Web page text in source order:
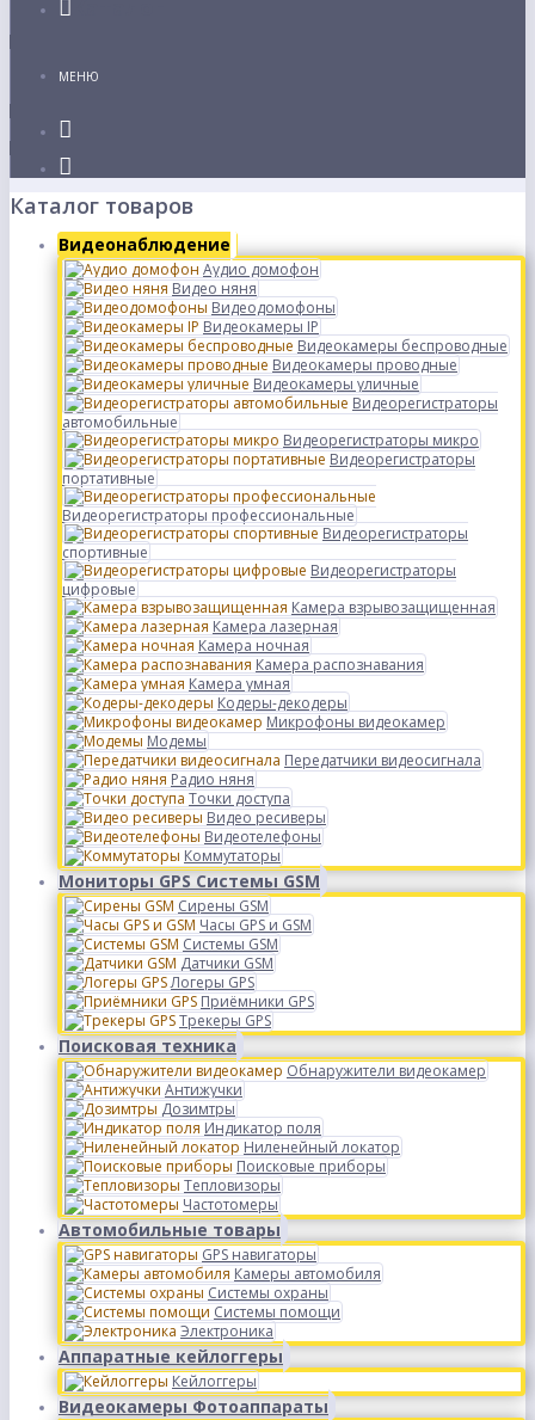
МЕНЮ
Каталог товаров
Видеонаблюдение
Аудио домофон
Видео няня
Видеодомофоны
Видеокамеры IP
Видеокамеры беспроводные
Видеокамеры проводные
Видеокамеры уличные
Видеорегистраторы
автомобильные
Видеорегистраторы микро
Видеорегистраторы
портативные
Видеорегистраторы профессиональные
Видеорегистраторы
спортивные
Видеорегистраторы
цифровые
Камера взрывозащищенная
Камера лазерная
Камера ночная
Камера распознавания
Камера умная
Кодеры-декодеры
Микрофоны видеокамер
Модемы
Передатчики видеосигнала
Радио няня
Точки доступа
Видео ресиверы
Видеотелефоны
Коммутаторы
Мониторы GPS Системы GSM
Сирены GSM
Часы GPS и GSM
Системы GSM
Датчики GSM
Логеры GPS
Приёмники GPS
Трекеры GPS
Поисковая техника
Обнаружители видеокамер
Антижучки
Дозимтры
Индикатор поля
Ниленейный локатор
Поисковые приборы
Тепловизоры
Частотомеры
Автомобильные товары
GPS навигаторы
Камеры автомобиля
Системы охраны
Системы помощи
Электроника
Аппаратные кейлоггеры
Кейлоггеры
Видеокамеры Фотоаппараты